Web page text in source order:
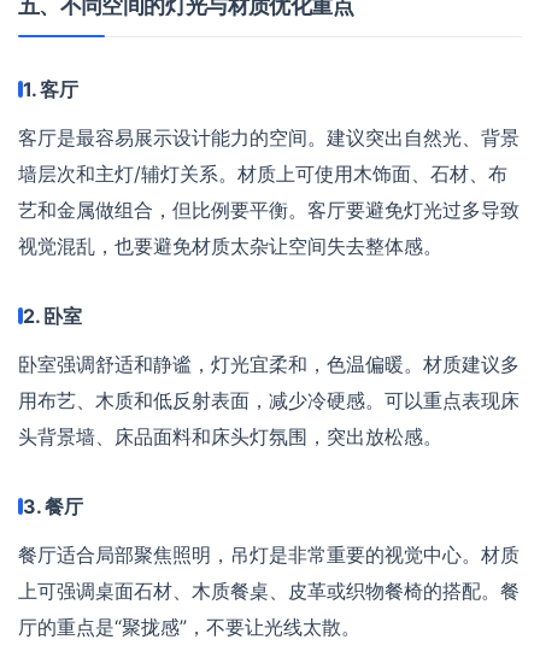
1. 客厅
客厅是最容易展示设计能力的空间。建议突出自然光、背景
墙层次和主灯/辅灯关系。材质上可使用木饰面、石材、布
艺和金属做组合，但比例要平衡。客厅要避免灯光过多导致
视觉混乱，也要避免材质太杂让空间失去整体感。
2. 卧室
卧室强调舒适和静谧，灯光宜柔和，色温偏暖。材质建议多
用布艺、木质和低反射表面，减少冷硬感。可以重点表现床
头背景墙、床品面料和床头灯氛围，突出放松感。
3. 餐厅
餐厅适合局部聚焦照明，吊灯是非常重要的视觉中心。材质
上可强调桌面石材、木质餐桌、皮革或织物餐椅的搭配。餐
厅的重点是“聚拢感”，不要让光线太散。